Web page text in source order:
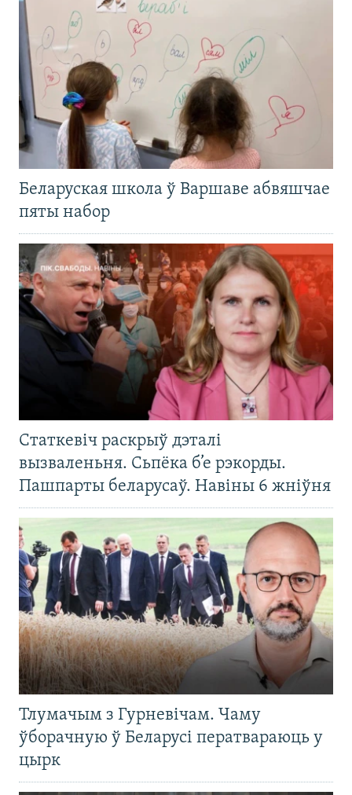
Беларуская школа ў Варшаве абвяшчае
пяты набор
Статкевіч раскрыў дэталі
вызваленьня. Сьпёка б’е рэкорды.
Пашпарты беларусаў. Навіны 6 жніўня
Тлумачым з Гурневічам. Чаму
ўборачную ў Беларусі ператвараюць у
цырк